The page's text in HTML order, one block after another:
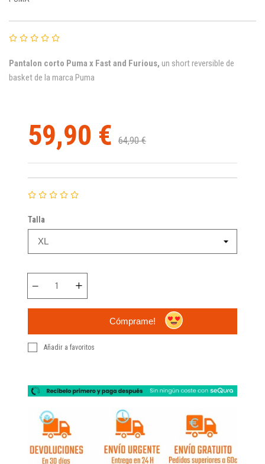
Pantalon corto Puma x Fast and Furious, un short reversible de
basket de la marca Puma
59,90 € 64,90 €
Talla
Cómprame!
Añadir a favoritos